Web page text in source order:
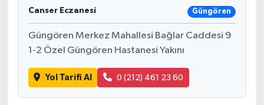
Canser Eczanesi Güngören
Güngören Merkez Mahallesi Bağlar Caddesi 9
1-2 Özel Güngören Hastanesi Yakını
Yol Tarifi Al 0 (212) 461 23 60